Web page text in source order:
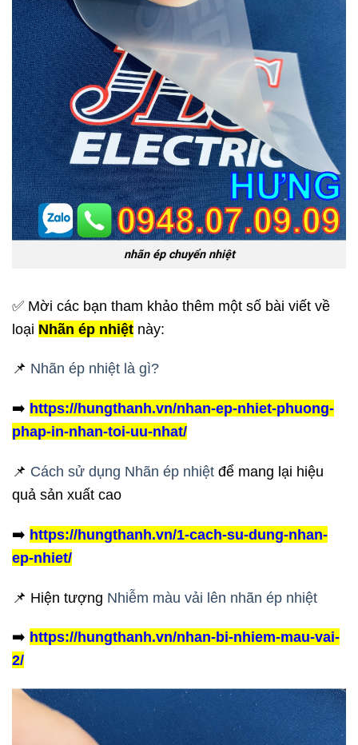
nhãn ép chuyển nhiệt
✅ Mời các bạn tham khảo thêm một số bài viết về
loại Nhãn ép nhiệt này:
📌 Nhãn ép nhiệt là gì?
➡️ https://hungthanh.vn/nhan-ep-nhiet-phuong-
phap-in-nhan-toi-uu-nhat/
📌 Cách sử dụng Nhãn ép nhiệt để mang lại hiệu
quả sản xuất cao
➡️ https://hungthanh.vn/1-cach-su-dung-nhan-
ep-nhiet/
📌 Hiện tượng Nhiễm màu vải lên nhãn ép nhiệt
➡️ https://hungthanh.vn/nhan-bi-nhiem-mau-vai-
2/